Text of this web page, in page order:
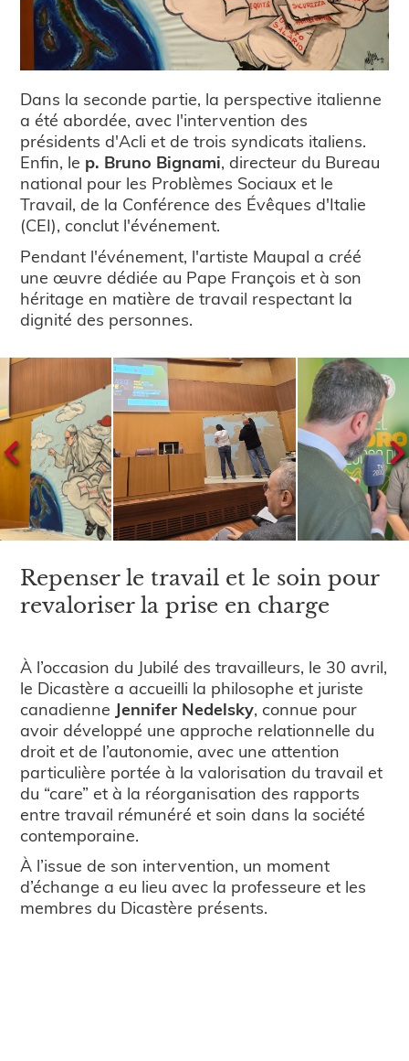
Dans la seconde partie, la perspective italienne
a été abordée, avec l'intervention des
présidents d'Acli et de trois syndicats italiens.
Enfin, le p. Bruno Bignami, directeur du Bureau
national pour les Problèmes Sociaux et le
Travail, de la Conférence des Évêques d'Italie
(CEI), conclut l'événement.
Pendant l'événement, l'artiste Maupal a créé
une œuvre dédiée au Pape François et à son
héritage en matière de travail respectant la
dignité des personnes.
Repenser le travail et le soin pour
revaloriser la prise en charge
À l’occasion du Jubilé des travailleurs, le 30 avril,
le Dicastère a accueilli la philosophe et juriste
canadienne Jennifer Nedelsky, connue pour
avoir développé une approche relationnelle du
droit et de l’autonomie, avec une attention
particulière portée à la valorisation du travail et
du “care” et à la réorganisation des rapports
entre travail rémunéré et soin dans la société
contemporaine.
À l’issue de son intervention, un moment
d’échange a eu lieu avec la professeure et les
membres du Dicastère présents.